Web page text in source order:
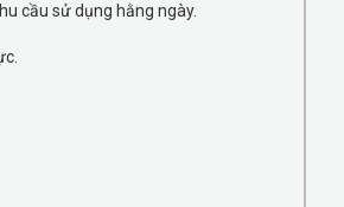
cầu sử dụng hằng ngày.